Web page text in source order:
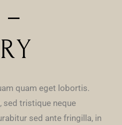
–
quam eget lobortis.
sed tristique neque
sed ante fringilla, in